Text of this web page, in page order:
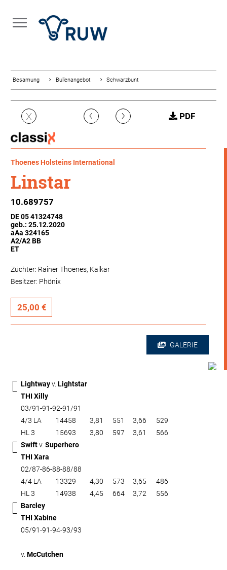
Besamung Bullenangebot Schwarzbunt
X ‹ › PDF
Thoenes Holsteins International
Linstar
10.689757
DE 05 41324748
geb.: 25.12.2020
aAa 324165
A2/A2 BB
ET
Züchter: Rainer Thoenes, Kalkar
Besitzer: Phönix
25,00 €
GALERIE
Lightwayv. Lightstar
THI Xilly
03/91-91-92-91/91
4/3 LA
14458 3,81 551 3,66
529
HL 3
15693 3,80 597 3,61
566
Swiftv. Superhero
THI Xara
02/87-86-88-88/88
4/4 LA
13329 4,30 573 3,65
486
HL 3
14938 4,45 664 3,72
556
Barcley
THI Xabine
05/91-91-94-93/93
v. McCutchen